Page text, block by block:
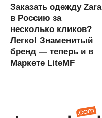
Заказать одежду Zara
в Россию за
несколько кликов?
Легко! Знаменитый
бренд — теперь и в
Маркете LiteMF